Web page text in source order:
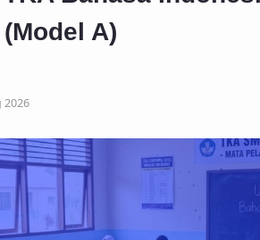
A)
2026